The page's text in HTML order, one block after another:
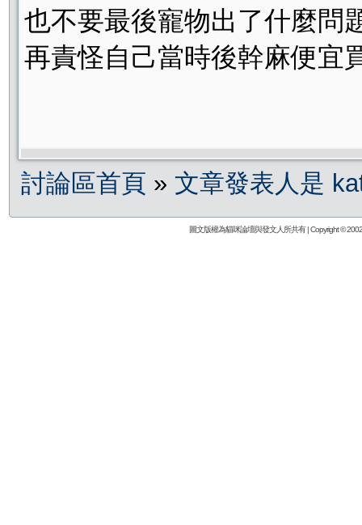
也不要最後寵物出了什麼問
再責怪自己當時後幹麻便宜
討論區首頁 » 文章發表人是
圖文版權為貓咪論壇與發文人所共有 | Copyright ©